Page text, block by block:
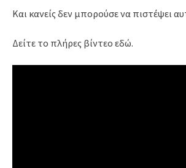
Και κανείς δεν μπορούσε να πιστέψει
Δείτε το πλήρες βίντεο εδώ.